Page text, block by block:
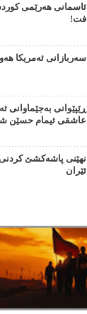
ئاسمانی هەرێمی
فت!
سەربازانی ئەمریکا
ڕێپێوانی بەجێماوانی
عاشقی ئیمام حسێن
نهێنی پاشەکشێ
ئێران